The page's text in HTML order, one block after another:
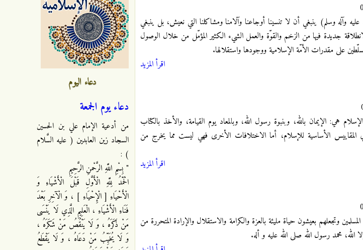
وآله وسلم) ينبغي أن لا تنسينا أوجاعنا وآلامنا ومشاكلنا التي نعيش، بل ينبغي
جديدة فيها من الزخم والقوّة والعمل الشيء الكثير المؤمّل من خلال الوصول
على مقدرات الأمّة الإسلامية ووجودها واستقلالها.
اقرأ المزيد
الإيمان بالله، وبنبوة رسول الله، وبالمعاد يوم القيامة، والأخذ بالكتاب
المقاييس الأساسية للإسلام، أما الاختلافات الأخرى فهي ليست مما يخرج من
اقرأ المزيد
وتجعلهم بعيشون حياة مليئة بالعزة والكرامة والاستقلال والإرادة المتحررة من
محمد رسول الله صلى الله عليه و أله.
دعاء اليوم
دعاء يوم الجمعة
من أدعية الإمام علي بن الحسين
السجاد زين العابدين ( عليه السَّلام
) :
" بِسْمِ اللَّهِ الرَّحْمنِ الرَّحِيمِ
الْحَمْدُ لِلَّهِ الْأَوَّلِ قَبْلَ الْأَشْيَاءِ وَ
الْأَحْيَاءِ [ الْإِحْيَاءِ ] ، وَ الْآخِرِ بَعْدَ
فَنَاءِ الْأَشْيَاءِ ، الْعَلِيمِ الَّذِي لَا يَنْسَى
مَنْ ذَكَرَهُ ، وَ لَا يَنْقُصُ مَنْ شَكَرَهُ ،
وَ لَا يُخَيِّبُ مَنْ دَعَاهُ ، وَ لَا يَقْطَعُ